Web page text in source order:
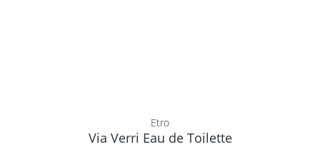
Etro
Via Verri Eau de Toilette